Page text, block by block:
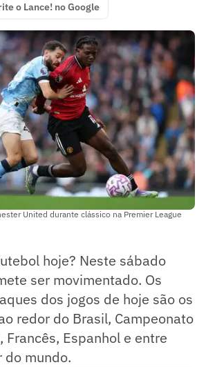
o Lance! no Google
United durante clássico na Premier League
hoje? Neste sábado
ser movimentado. Os
dos jogos de hoje são os
redor do Brasil, Campeonato
Francês, Espanhol e entre
do mundo.